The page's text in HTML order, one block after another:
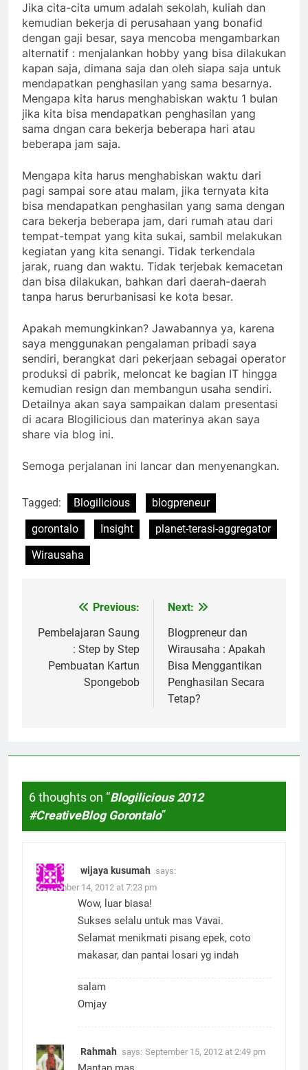
Jika cita-cita umum adalah sekolah, kuliah dan
kemudian bekerja di perusahaan yang bonafid
dengan gaji besar, saya mencoba mengambarkan
alternatif : menjalankan hobby yang bisa dilakukan
kapan saja, dimana saja dan oleh siapa saja untuk
mendapatkan penghasilan yang sama besarnya.
Mengapa kita harus menghabiskan waktu 1 bulan
jika kita bisa mendapatkan penghasilan yang
sama dngan cara bekerja beberapa hari atau
beberapa jam saja.
Mengapa kita harus menghabiskan waktu dari
pagi sampai sore atau malam, jika ternyata kita
bisa mendapatkan penghasilan yang sama dengan
cara bekerja beberapa jam, dari rumah atau dari
tempat-tempat yang kita sukai, sambil melakukan
kegiatan yang kita senangi. Tidak terkendala
jarak, ruang dan waktu. Tidak terjebak kemacetan
dan bisa dilakukan, bahkan dari daerah-daerah
tanpa harus berurbanisasi ke kota besar.
Apakah memungkinkan? Jawabannya ya, karena
saya menggunakan pengalaman pribadi saya
sendiri, berangkat dari pekerjaan sebagai operator
produksi di pabrik, meloncat ke bagian IT hingga
kemudian resign dan membangun usaha sendiri.
Detailnya akan saya sampaikan dalam presentasi
di acara Blogilicious dan materinya akan saya
share via blog ini.
Semoga perjalanan ini lancar dan menyenangkan.
Tagged: Blogilicious
blogpreneur
gorontalo
Insight
planet-terasi-aggregator
Wirausaha
navigation
Previous:
Pembelajaran Saung
: Step by Step
Pembuatan Kartun
Spongebob
Next:
Blogpreneur dan
Wirausaha : Apakah
Bisa Menggantikan
Penghasilan Secara
Tetap?
6 thoughts on “Blogilicious 2012
#CreativeBlog Gorontalo”
wijaya kusumah says:
September 14, 2012 at 7:23 pm
Wow, luar biasa!
Sukses selalu untuk mas Vavai.
Selamat menikmati pisang epek, coto
makasar, dan pantai losari yg indah
salam
Omjay
Rahmah says: September 15, 2012 at 2:49 pm